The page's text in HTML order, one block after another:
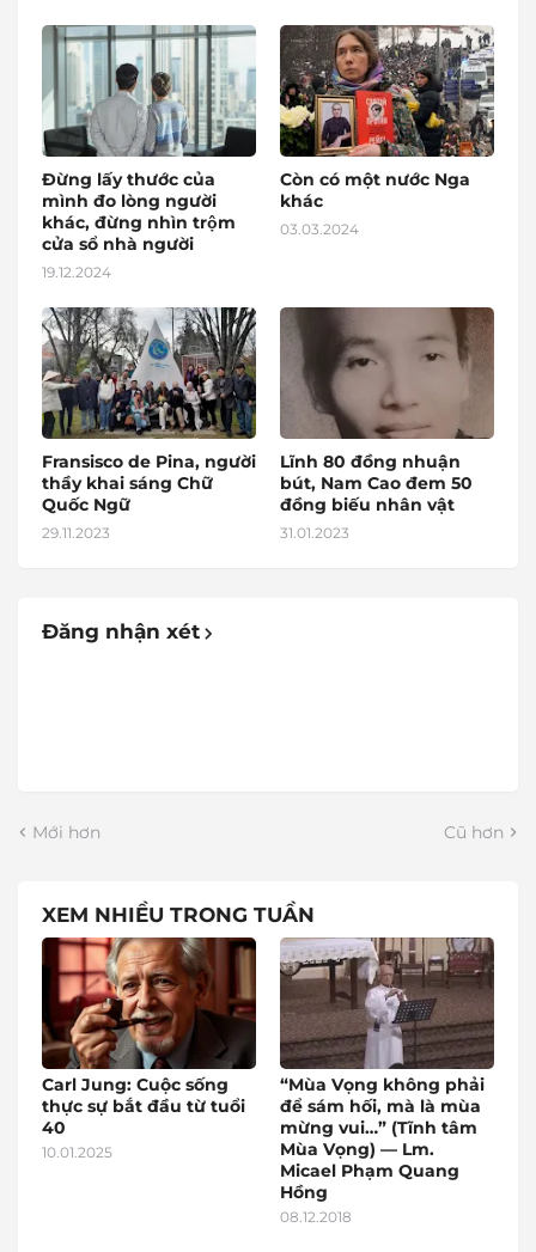
Đừng lấy thước của
mình đo lòng người
khác, đừng nhìn trộm
cửa sổ nhà người
19.12.2024
Còn có một nước Nga
khác
03.03.2024
Fransisco de Pina, người
thầy khai sáng Chữ
Quốc Ngữ
29.11.2023
Lĩnh 80 đồng nhuận
bút, Nam Cao đem 50
đồng biếu nhân vật
31.01.2023
Đăng nhận xét
Mới hơn Cũ hơn
XEM NHIỀU TRONG TUẦN
Carl Jung: Cuộc sống
thực sự bắt đầu từ tuổi
40
10.01.2025
“Mùa Vọng không phải
để sám hối, mà là mùa
mừng vui…” (Tĩnh tâm
Mùa Vọng) — Lm.
Micael Phạm Quang
Hồng
08.12.2018